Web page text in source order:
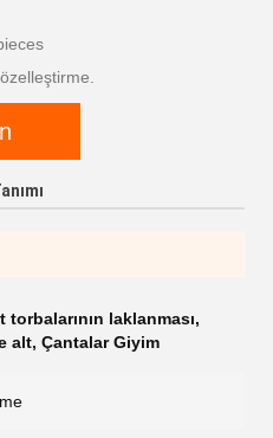
torbalarının laklanması,
alt, Çantalar Giyim